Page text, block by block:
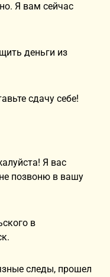
Я вам сейчас
деньги из
сдачу себе!
Я вас
позвоню в вашу
в
следы, прошел